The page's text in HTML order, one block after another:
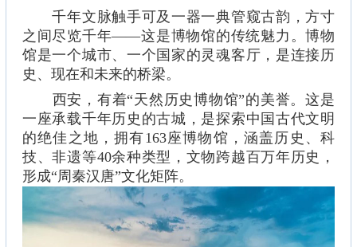
千年文脉触手可及一器一典管窥古韵，方寸
之间尽览千年——这是博物馆的传统魅力。博物
馆是一个城市、一个国家的灵魂客厅，是连接历
史、现在和未来的桥梁。
西安，有着“天然历史博物馆”的美誉。这是
一座承载千年历史的古城，是探索中国古代文明
的绝佳之地，拥有163座博物馆，涵盖历史、科
技、非遗等40余种类型，文物跨越百万年历史，
形成“周秦汉唐”文化矩阵。